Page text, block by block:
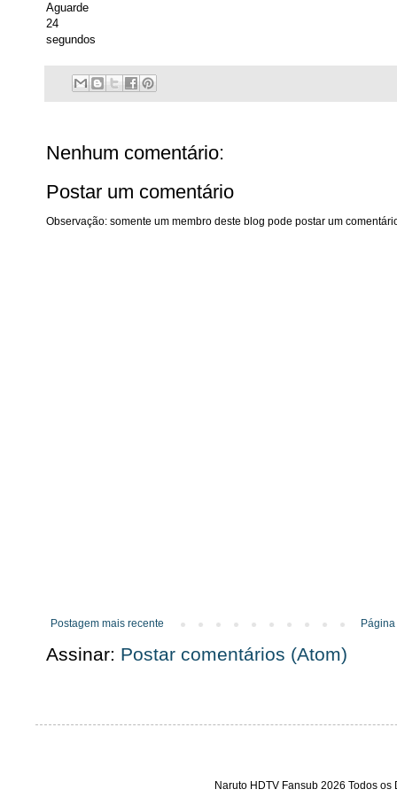
Aguarde
24
segundos
Nenhum comentário:
Postar um comentário
Observação: somente um membro deste blog pode postar um
Postagem mais recente
Assinar: Postar comentários (Atom)
Naruto HDTV Fansub 2026 Todos